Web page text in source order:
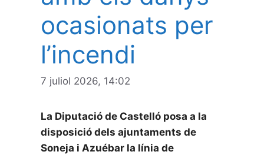
ocasionats per
l’incendi
7 juliol 2026, 14:02
La Diputació de Castelló posa a la
disposició dels ajuntaments de
Soneja i Azuébar la línia de